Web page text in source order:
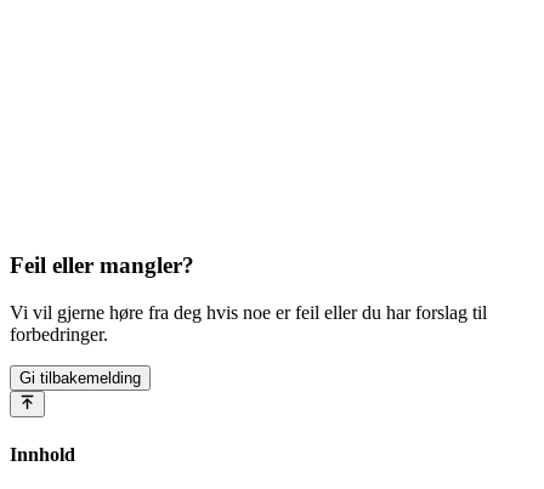
Feil eller mangler?
Vi vil gjerne høre fra deg hvis noe er feil eller du har forslag til
forbedringer.
Gi tilbakemelding
Innhold